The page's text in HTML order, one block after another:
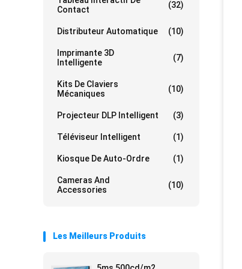
Contact
(32)
Distributeur Automatique (10)
Imprimante 3D
Intelligente
(7)
Kits De Claviers
Mécaniques
(10)
Projecteur DLP Intelligent (3)
Téléviseur Intelligent (1)
Kiosque De Auto-Ordre (1)
Cameras And
Accessories
(10)
Les Meilleurs Produits